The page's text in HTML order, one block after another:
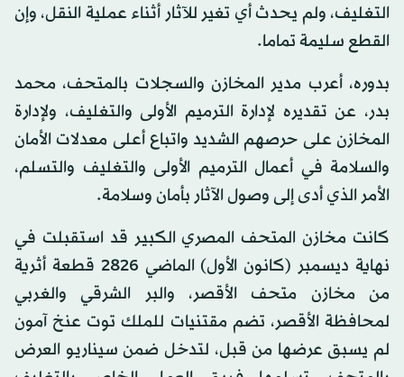
التغليف، ولم يحدث أي تغير للآثار أثناء عملية النقل، وإن
القطع سليمة تماما.
بدوره، أعرب مدير المخازن والسجلات بالمتحف، محمد
بدر، عن تقديره لإدارة الترميم الأولى والتغليف، ولإدارة
المخازن على حرصهم الشديد واتباع أعلى معدلات الأمان
والسلامة في أعمال الترميم الأولى والتغليف والتسلم،
الأمر الذي أدى إلى وصول الآثار بأمان وسلامة.
كانت مخازن المتحف المصري الكبير قد استقبلت في
نهاية ديسمبر (كانون الأول) الماضي 2826 قطعة أثرية
من مخازن متحف الأقصر، والبر الشرقي والغربي
لمحافظة الأقصر، تضم مقتنيات للملك توت عنخ آمون
لم يسبق عرضها من قبل، لتدخل ضمن سيناريو العرض